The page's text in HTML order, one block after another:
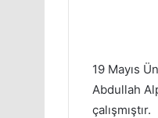
19 Mayıs
Abdullah
çalışmıştır.